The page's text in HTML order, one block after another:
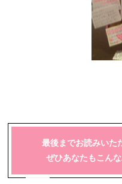
最後までお読みいた
ぜひあなたもこん